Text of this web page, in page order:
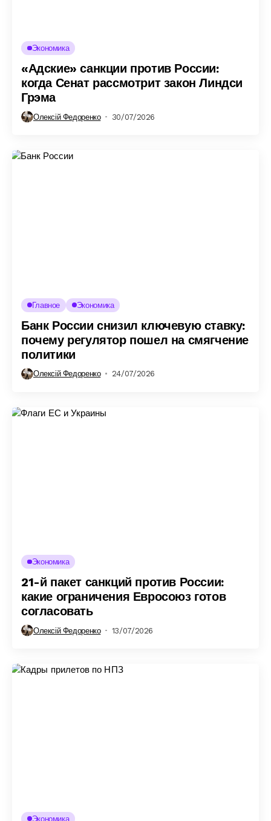
Экономика
«Адские» санкции против России:
когда Сенат рассмотрит закон Линдси
Грэма
Олексій Федоренко 30/07/2026
Главное Экономика
Банк России снизил ключевую ставку:
почему регулятор пошел на смягчение
политики
Олексій Федоренко 24/07/2026
Экономика
21-й пакет санкций против России:
какие ограничения Евросоюз готов
согласовать
Олексій Федоренко 13/07/2026
Экономика